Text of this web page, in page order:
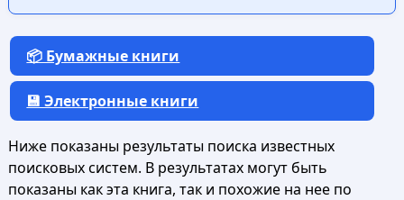
📦 Бумажные книги
💾 Электронные книги
Ниже показаны результаты поиска известных
поисковых систем. В результатах могут быть
показаны как эта книга, так и похожие на нее по